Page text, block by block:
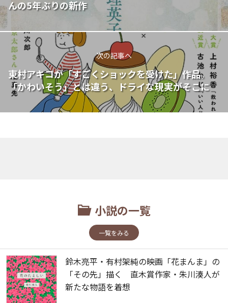
んの5年ぶりの新作
次の記事へ
東村アキコが「すごくショックを受けた」作品。
「かわいそう」とは違う、ドライな現実がそこに
小説の一覧
一覧をみる
鈴木亮平・有村架純の映画「花まんま」の
「その先」描く 直木賞作家・朱川湊人が
新たな物語を着想